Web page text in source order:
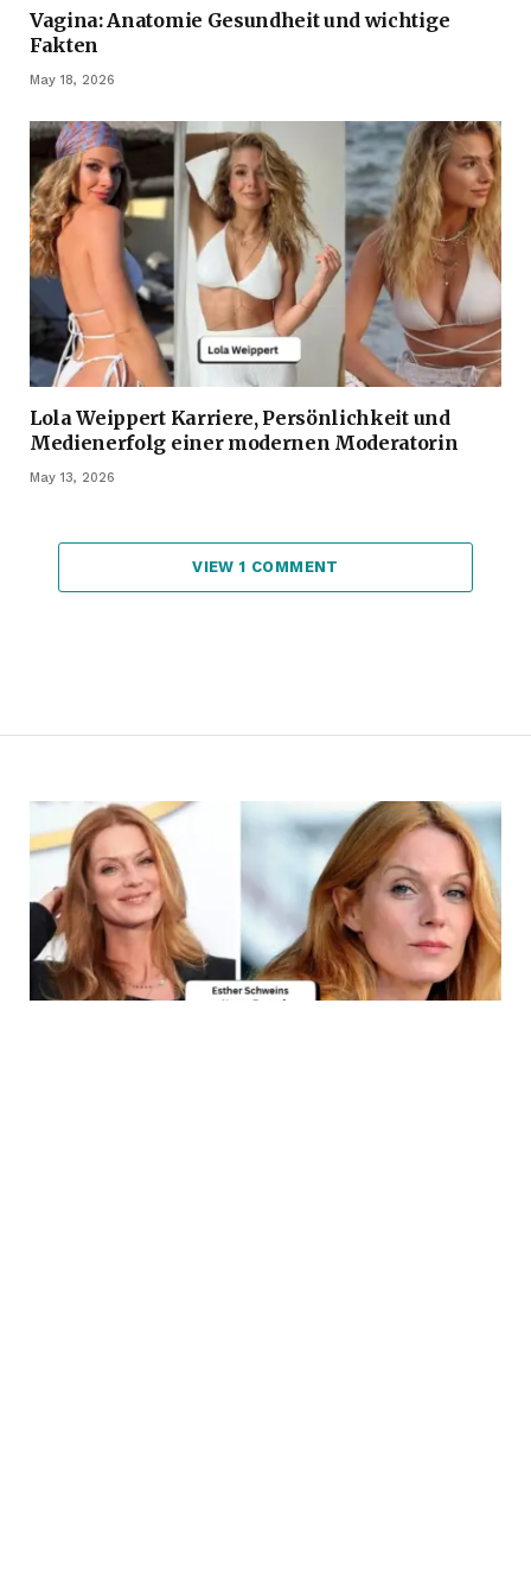
Vagina: Anatomie Gesundheit und wichtige
Fakten
May 18, 2026
Lola Weippert Karriere, Persönlichkeit und
Medienerfolg einer modernen Moderatorin
May 13, 2026
VIEW 1 COMMENT